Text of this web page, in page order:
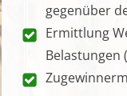
gegenüber
Ermittlung
Belastungen